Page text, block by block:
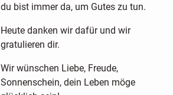
du bist immer da, um Gutes zu tun.
Heute danken wir dafür und wir
gratulieren dir.
Wir wünschen Liebe, Freude,
Sonnenschein, dein Leben möge